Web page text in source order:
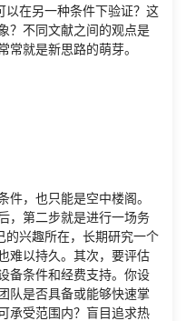
以在另一种条件下验证？这
？不同文献之间的观点是
常就是新思路的萌芽。
件，也只能是空中楼阁。
，第二步就是进行一场务
的兴趣所在，长期研究一个
难以持久。其次，要评估
备条件和经费支持。你设
队是否具备或能够快速掌
承受范围内？盲目追求热